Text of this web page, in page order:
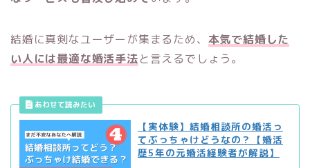
結婚に真剣なユーザーが集まるため、 本気で結婚した
い人には最適な婚活手法と言えるでしょう。
【実体験】結婚相談所の婚活っ
てぶっちゃけどうなの？【婚活
歴5年の元婚活経験者が解説】